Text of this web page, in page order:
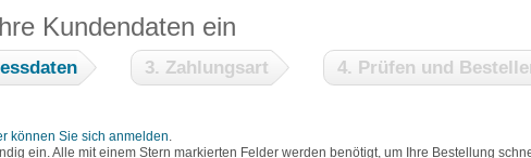
Kundendaten ein
3. Zahlungsart 4. Prüfen und
können Sie sich anmelden.
ein. Alle mit einem Stern markierten Felder werden benötigt, um Ihre Bestellung